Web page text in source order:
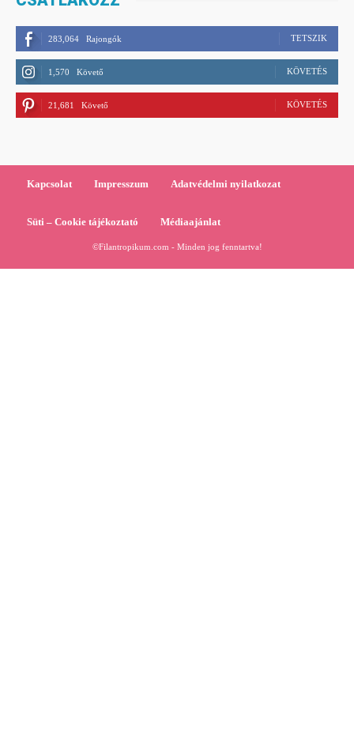
283,064 Rajongók TETSZIK
1,570 Követő KÖVETÉS
21,681 Követő KÖVETÉS
Kapcsolat Impresszum Adatvédelmi nyilatkozat
Süti – Cookie tájékoztató Médiaajánlat
©Filantropikum.com - Minden jog fenntartva!